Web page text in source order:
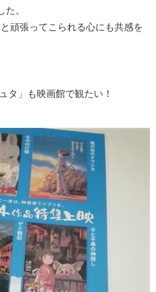
た。
頑張ってこられる心にも共感を
タ」も映画館で観たい！